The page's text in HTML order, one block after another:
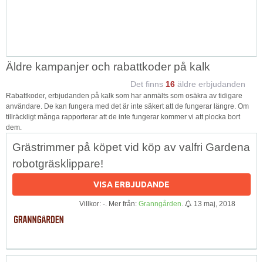
Äldre kampanjer och rabattkoder på kalk
Det finns 16 äldre erbjudanden
Rabattkoder, erbjudanden på kalk som har anmälts som osäkra av tidigare
användare. De kan fungera med det är inte säkert att de fungerar längre. Om
tillräckligt många rapporterar att de inte fungerar kommer vi att plocka bort
dem.
Grästrimmer på köpet vid köp av valfri Gardena
robotgräsklippare!
VISA ERBJUDANDE
Villkor: -. Mer från: Granngården 13 maj, 2018